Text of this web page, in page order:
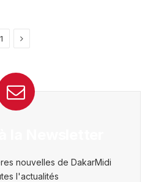
Next
nouvelles de DakarMidi
l'actualités